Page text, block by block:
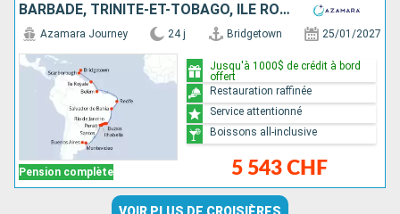
BARBADE, TRINITÉ-ET-TOBAGO, ÎLE ROYALE, BRÉSIL, URUGUAY, ARGENTINE
Pension complète
Azamara Journey 24 j Bridgetown 25/01/2027
5 543 CHF
Jusqu'à 1000$ de crédit à bord
offert
Restauration raffinée
Service attentionné
Boissons all-inclusive